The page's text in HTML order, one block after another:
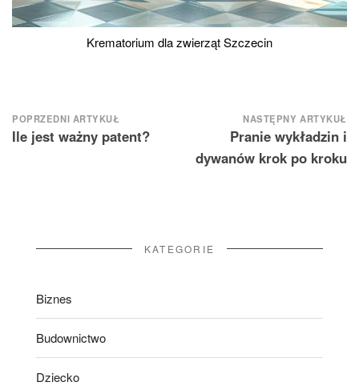
Krematorium dla zwierząt Szczecin
Nawigacja
wpisu
POPRZEDNI ARTYKUŁ
Ile jest ważny patent?
NASTĘPNY ARTYKUŁ
Pranie wykładzin i
dywanów krok po kroku
KATEGORIE
Biznes
Budownictwo
Dziecko